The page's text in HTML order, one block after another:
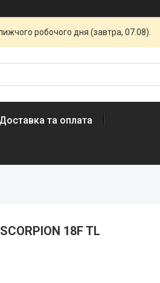
робочого дня (завтра, 07.08).
Доставка та оплата
18F TL